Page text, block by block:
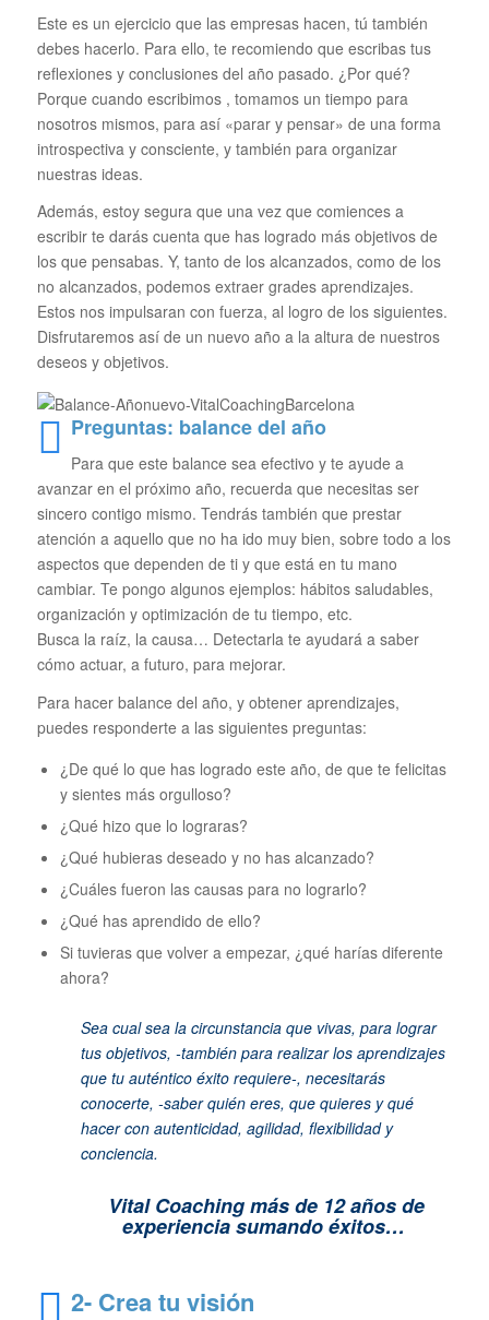
Este es un ejercicio que las empresas hacen, tú también
debes hacerlo. Para ello, te recomiendo que escribas tus
reflexiones y conclusiones del año pasado. ¿Por qué?
Porque cuando escribimos , tomamos un tiempo para
nosotros mismos, para así «parar y pensar» de una forma
introspectiva y consciente, y también para organizar
nuestras ideas.
Además, estoy segura que una vez que comiences a
escribir te darás cuenta que has logrado más objetivos de
los que pensabas. Y, tanto de los alcanzados, como de los
no alcanzados, podemos extraer grades aprendizajes.
Estos nos impulsaran con fuerza, al logro de los siguientes.
Disfrutaremos así de un nuevo año a la altura de nuestros
deseos y objetivos.
Preguntas: balance del año
Para que este balance sea efectivo y te ayude a
avanzar en el próximo año, recuerda que necesitas ser
sincero contigo mismo. Tendrás también que prestar
atención a aquello que no ha ido muy bien, sobre todo a los
aspectos que dependen de ti y que está en tu mano
cambiar. Te pongo algunos ejemplos: hábitos saludables,
organización y optimización de tu tiempo, etc.
Busca la raíz, la causa… Detectarla te ayudará a saber
cómo actuar, a futuro, para mejorar.
Para hacer balance del año, y obtener aprendizajes,
puedes responderte a las siguientes preguntas:
¿De qué lo que has logrado este año, de que te felicitas
y sientes más orgulloso?
¿Qué hizo que lo lograras?
¿Qué hubieras deseado y no has alcanzado?
¿Cuáles fueron las causas para no lograrlo?
¿Qué has aprendido de ello?
Si tuvieras que volver a empezar, ¿qué harías diferente
ahora?
Sea cual sea la circunstancia que vivas, para lograr
tus objetivos, -también para realizar los aprendizajes
que tu auténtico éxito requiere-, necesitarás
conocerte, -saber quién eres, que quieres y qué
hacer con autenticidad, agilidad, flexibilidad y
conciencia.
Vital Coaching más de 12 años de
experiencia sumando éxitos…
2- Crea tu visión